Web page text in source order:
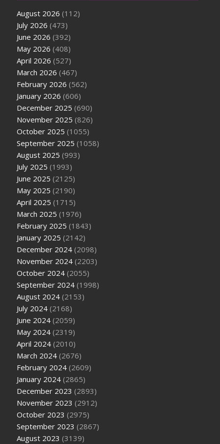
August 2026 (112)
July 2026 (473)
June 2026 (392)
May 2026 (408)
April 2026 (527)
March 2026 (467)
February 2026 (562)
January 2026 (606)
December 2025 (690)
November 2025 (826)
October 2025 (1055)
September 2025 (1058)
August 2025 (993)
July 2025 (1993)
June 2025 (2125)
May 2025 (2190)
April 2025 (1715)
March 2025 (1976)
February 2025 (1843)
January 2025 (2142)
December 2024 (2098)
November 2024 (2203)
October 2024 (2055)
September 2024 (1998)
August 2024 (2153)
July 2024 (2168)
June 2024 (2059)
May 2024 (2319)
April 2024 (2010)
March 2024 (2676)
February 2024 (2609)
January 2024 (2865)
December 2023 (2893)
November 2023 (2912)
October 2023 (2975)
September 2023 (2867)
August 2023 (3139)